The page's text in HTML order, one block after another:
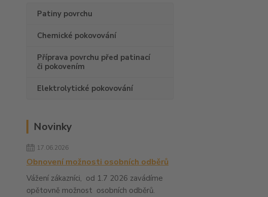
Patiny povrchu
Chemické pokovování
Příprava povrchu před patinací
či pokovením
Elektrolytické pokovování
Novinky
17.06.2026
Obnovení možnosti osobních odběrů
Vážení zákazníci, od 1.7 2026 zavádíme
opětovně možnost osobních odběrů.